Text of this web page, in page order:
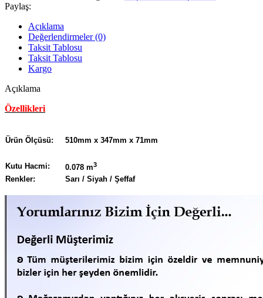
Paylaş:
Açıklama
Değerlendirmeler (0)
Taksit Tablosu
Taksit Tablosu
Kargo
Açıklama
Özellikleri
Ürün Ölçüsü: 510mm x 347mm x 71mm
Kutu Hacmi: 0.078 m3
Renkler: Sarı / Siyah / Şeffaf